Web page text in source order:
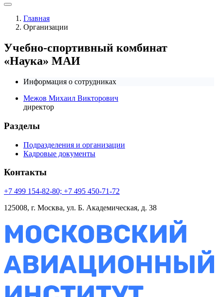
Главная
Организации
Учебно-спортивный комбинат
«Наука» МАИ
Информация о сотрудниках
Межов Михаил Викторович
директор
Разделы
Подразделения и организации
Кадровые документы
Контакты
+7 499 154-82-80; +7 495 450-71-72
125008, г. Москва, ул. Б. Академическая, д. 38